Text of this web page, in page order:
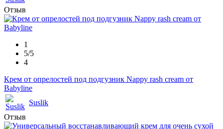
Отзыв
1
5/5
4
Крем от опрелостей под подгузник Nappy rash cream от
Babyline
Suslik
Отзыв